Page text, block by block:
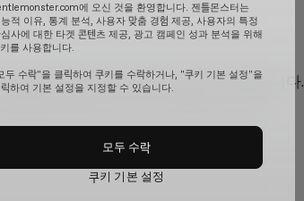
웹사이트가 일시적으로 업데이트 중입니다.
에 오신 것을 환영합니다. 젠틀몬스터는
적 이유, 통계 분석, 사용자 맞춤 경험 제공, 사용자의 특정
사에 대한 타겟 콘텐츠 제공, 광고 캠페인 성과 분석을 위해
를 사용합니다.
두 수락"을 클릭하여 쿠키를 수락하거나, "쿠키 기본 설정"을
하여 기본 설정을 지정할 수 있습니다.
쿠키 기본 설정
모두 수락